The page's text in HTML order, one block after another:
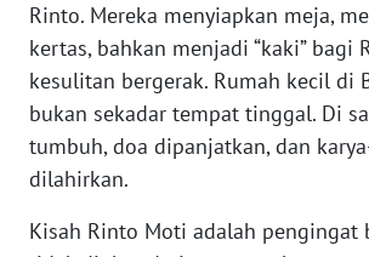
Rinto. Mereka menyiapkan meja,
kertas, bahkan menjadi “kaki” bagi
kesulitan bergerak. Rumah kecil di
bukan sekadar tempat tinggal. Di
tumbuh, doa dipanjatkan, dan
dilahirkan.
Kisah Rinto Moti adalah pengingat
WN
DEPOK
WN
TAPANULI
UTARA